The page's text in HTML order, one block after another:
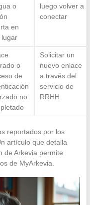
o
en
luego volver a
conectar
o
de
no
Solicitar un
nuevo enlace
a través del
servicio de
RRHH
reportados por los
artículo que detalla
de Arkevia permite
de MyArkevia.